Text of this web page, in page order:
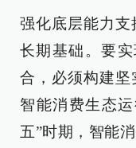
强化底层能力支
长期基础。要
合，必须构建坚
智能消费生态
五”时期，智能